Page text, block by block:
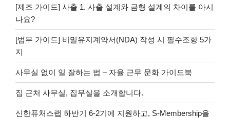
[제조 가이드] 사출 1. 사출 설계와 금형 설계의 차이를 아시
나요?
[법무 가이드] 비밀유지계약서(NDA) 작성 시 필수조항 5가
지
사무실 없이 일 잘하는 법 – 자율 근무 문화 가이드북
집 근처 사무실, 집무실을 소개합니다.
신한퓨처스랩 하반기 6-2기에 지원하고, S-Membership을